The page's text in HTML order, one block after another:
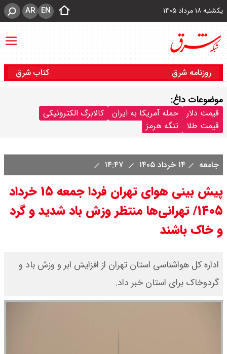
یکشنبه ۱۸ مرداد ۱۴۰۵ EN
AR
روزنامه شرق کتاب شرق
موضوعات داغ:
قیمت دلار حمله آمریکا به ایران
کالابرگ الکترونیکی
قیمت طلا
تنگه هرمز
جامعه ۱۴ خرداد ۱۴۰۵
پیش بینی هوای تهران فردا جمعه ۱۵ خرداد
۱۴۰۵/ تهرانی‌ها منتظر وزش باد شدید و گرد
و خاک باشند
اداره کل هواشناسی استان تهران از افزایش ابر و وزش باد و
گردوخاک برای استان خبر داد.